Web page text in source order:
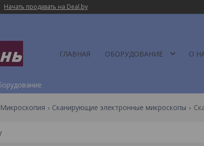
Начать продавать на Deal.by
ГЛАВНАЯ ОБОРУДОВАНИЕ О
Микроскопия Сканирующие электронные микроскопы